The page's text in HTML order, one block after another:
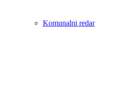
Komunalni redar